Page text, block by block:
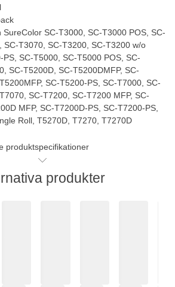
SureColor SC-T3000, SC-T3000 POS, SC-
SC-T3070, SC-T3200, SC-T3200 w/o
SC-T5000, SC-T5000 POS, SC-
SC-T5200D, SC-T5200DMFP, SC-
SC-T5200-PS, SC-T7000, SC-
SC-T7200, SC-T7200 MFP, SC-
MFP, SC-T7200D-PS, SC-T7200-PS,
Roll, T5270D, T7270, T7270D
produktspecifikationer
produkter